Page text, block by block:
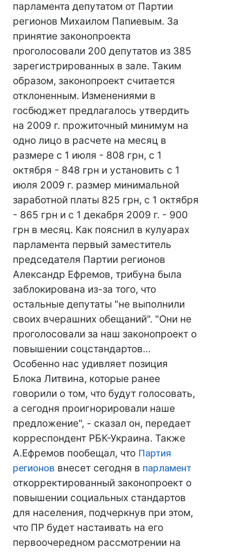
парламента депутатом от Партии
регионов Михаилом Папиевым. За
принятие законопроекта
проголосовали 200 депутатов из 385
зарегистрированных в зале. Таким
образом, законопроект считается
отклоненным. Изменениями в
госбюджет предлагалось утвердить
на 2009 г. прожиточный минимум на
одно лицо в расчете на месяц в
размере с 1 июля - 808 грн, с 1
октября - 848 грн и установить с 1
июля 2009 г. размер минимальной
заработной платы 825 грн, с 1 октября
- 865 грн и с 1 декабря 2009 г. - 900
грн в месяц. Как пояснил в кулуарах
парламента первый заместитель
председателя Партии регионов
Александр Ефремов, трибуна была
заблокирована из-за того, что
остальные депутаты "не выполнили
своих вчерашних обещаний". "Они не
проголосовали за наш законопроект о
повышении соцстандартов…
Особенно нас удивляет позиция
Блока Литвина, которые ранее
говорили о том, что будут голосовать,
а сегодня проигнорировали наше
предложение", - сказал он, передает
корреспондент РБК-Украина. Также
А.Ефремов пообещал, что Партия
регионов внесет сегодня в парламент
откорректированный законопроект о
повышении социальных стандартов
для населения, подчеркнув при этом,
что ПР будет настаивать на его
первоочередном рассмотрении на